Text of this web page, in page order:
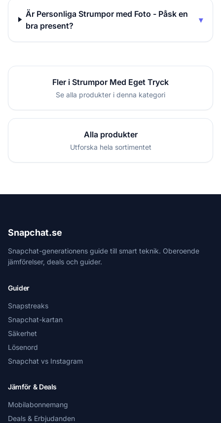
Är Personliga Strumpor med Foto - Påsk en
bra present?
▾
Fler i Strumpor Med Eget Tryck
Se alla produkter i denna kategori
Alla produkter
Utforska hela sortimentet
Snapchat.se
Snapchat-generationens guide till smart teknik. Oberoende
jämförelser, deals och guider.
Guider
Snapstreaks
Snapchat-kartan
Säkerhet
Lösenord
Snapchat vs Instagram
Jämför & Deals
Mobilabonnemang
Deals & Erbjudanden